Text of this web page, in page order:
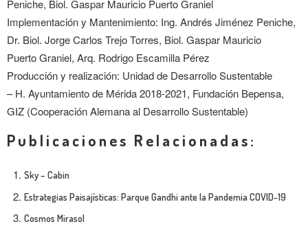
Peniche, Biol. Gaspar Mauricio Puerto Graniel
Implementación y Mantenimiento: Ing. Andrés Jiménez Peniche,
Dr. Biol. Jorge Carlos Trejo Torres, Biol. Gaspar Mauricio
Puerto Graniel, Arq. Rodrigo Escamilla Pérez
Producción y realización: Unidad de Desarrollo Sustentable
– H. Ayuntamiento de Mérida 2018-2021, Fundación Bepensa,
GIZ (Cooperación Alemana al Desarrollo Sustentable)
Publicaciones Relacionadas:
Sky – Cabin
Estrategias Paisajísticas: Parque Gandhi ante la Pandemia COVID-19
Cosmos Mirasol